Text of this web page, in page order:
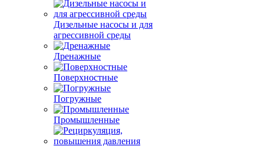
Дизельные насосы и для
агрессивной среды
Дренажные
Поверхностные
Погружные
Промышленные